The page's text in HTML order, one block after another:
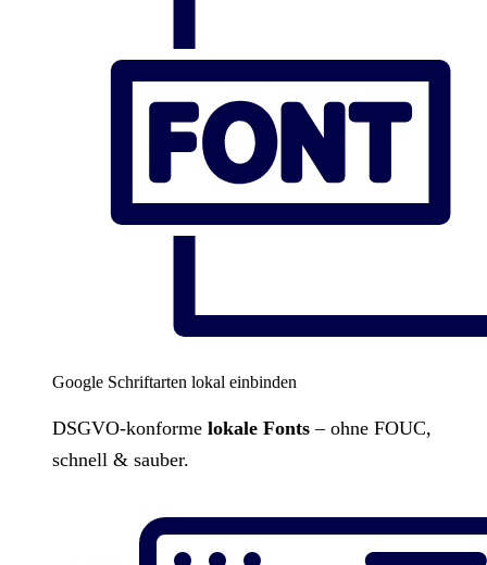
Google Schriftarten lokal einbinden
DSGVO-konforme lokale Fonts – ohne FOUC,
schnell & sauber.